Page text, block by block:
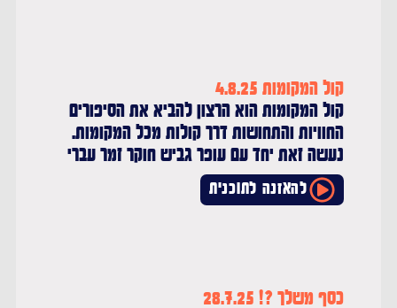
קול המקומות 4.8.25
קול המקומות הוא הרצון להביא את הסיפורים
החוויות והתחושות דרך קולות מכל המקומות.
נעשה זאת יחד עם עופר גביש חוקר זמר עברי
להאזנה לתוכנית
כסף משלך ?! 28.7.25